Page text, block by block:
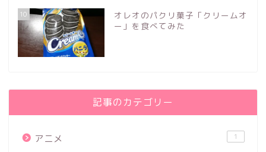
10
オレオのパクリ菓子「クリームオ
ー」を食べてみた
記事のカテゴリー
アニメ 1